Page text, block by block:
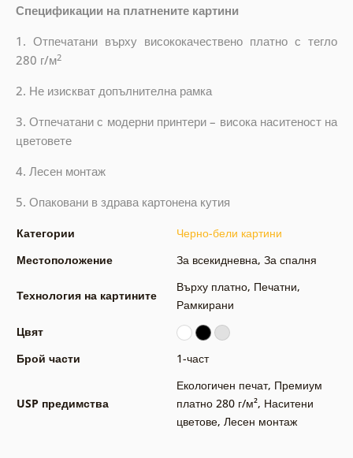
Спецификации на платнените картини
1. Отпечатани върху висококачествено платно с тегло
280 г/м2
2. Не изискват допълнителна рамка
3. Отпечатани с модерни принтери – висока наситеност на
цветовете
4. Лесен монтаж
5. Опаковани в здрава картонена кутия
Категории
Черно-бели картини
Местоположение
За всекидневна, За спалня
Технология на картините
Върху платно, Печатни,
Рамкирани
Цвят
Брой части
1-част
USP предимства
Екологичен печат, Премиум
платно 280 г/м², Наситени
цветове, Лесен монтаж